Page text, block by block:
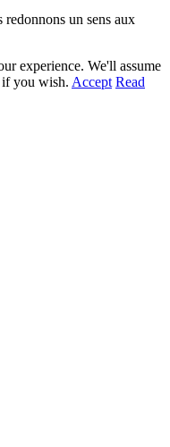
un sens aux
experience. We'll assume
you wish. Accept Read